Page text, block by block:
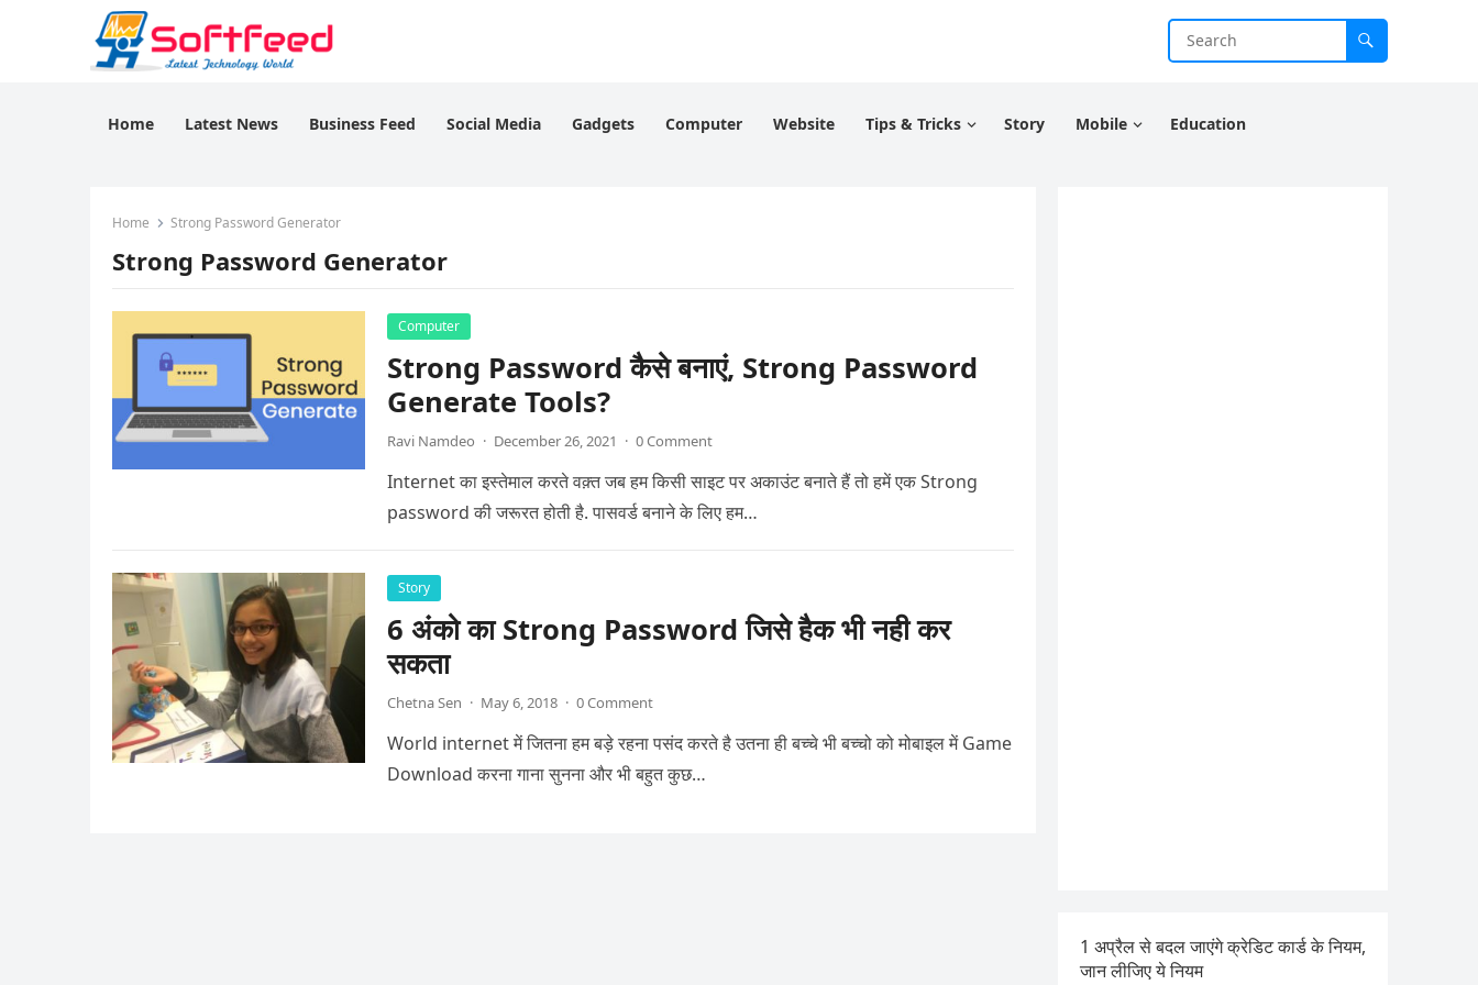
Home Latest News Business Feed Social Media Gadgets Computer Website Tips & Tricks Story Mobile Education
Home Strong Password Generator
Strong Password Generator
Computer
Strong Password कैसे बनाएं, Strong Password
Generate Tools?
Ravi Namdeo · December 26, 2021 · 0 Comment
Internet का इस्तेमाल करते वक़्त जब हम किसी साइट पर अकाउंट बनाते हैं तो हमें एक Strong
password की जरूरत होती है. पासवर्ड बनाने के लिए हम…
Story
6 अंको का Strong Password जिसे हैक भी नही कर
सकता
Chetna Sen · May 6, 2018 · 0 Comment
World internet में जितना हम बड़े रहना पसंद करते है उतना ही बच्चे भी बच्चो को मोबाइल में Game
Download करना गाना सुनना और भी बहुत कुछ…
1 अप्रैल से बदल जाएंगे क्रेडिट कार्ड के नियम,
जान लीजिए ये नियम